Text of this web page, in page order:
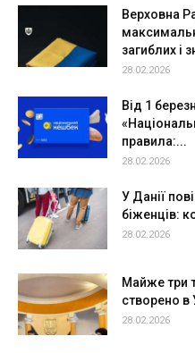
Верховна
загиблих і
28.02.2026
Від 1
правила:...
28.02.2026
У Данії
біженців:
28.02.2026
Майже три
створено в
28.02.2026